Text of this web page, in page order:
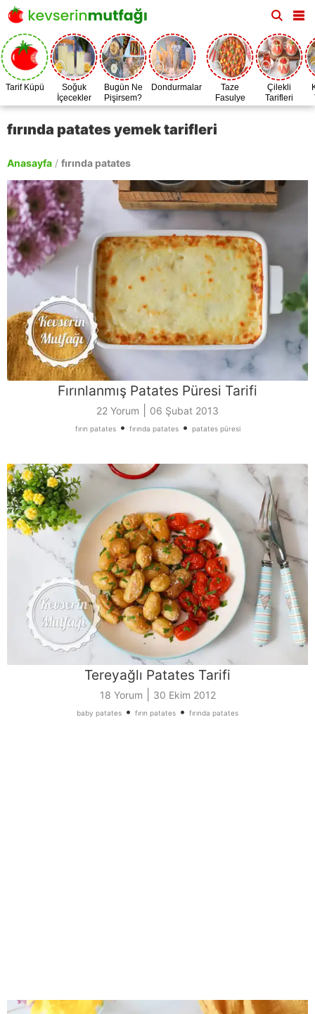
Tarif Küpü
Soğuk
İçecekler
Bugün Ne
Pişirsem?
Dondurmalar
Taze
Fasulye
Zamanı
Çilekli
Tarifleri
fırında patates yemek tarifleri
Anasayfa / fırında patates
Fırınlanmış Patates Püresi Tarifi
22 Yorum 06 Şubat 2013
fırın patates• fırında patates• patates püresi
Tereyağlı Patates Tarifi
18 Yorum 30 Ekim 2012
baby patates • fırın patates • fırında patates